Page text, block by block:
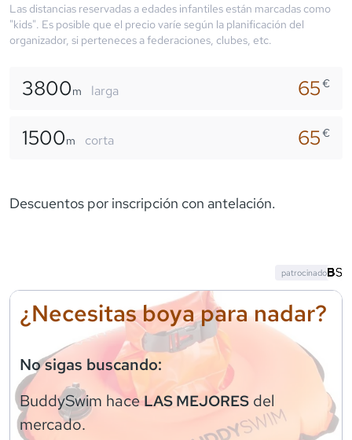
Las distancias reservadas a edades infantiles están marcadas como
"kids". Es posible que el precio varíe según la planificación del
organizador, si perteneces a federaciones, clubes, etc.
3800m larga 65€
1500m corta 65€
Descuentos por inscripción con antelación.
¿Necesitas boya para nadar?
No sigas buscando:
BuddySwim haceLAS MEJORES del
mercado.
patrocinado